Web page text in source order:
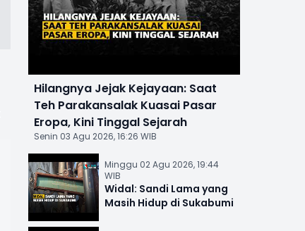
Hilangnya Jejak Kejayaan: Saat
Teh Parakansalak Kuasai Pasar
Eropa, Kini Tinggal Sejarah
Senin 03 Agu 2026, 16:26 WIB
Minggu 02 Agu 2026, 19:44
WIB
Widal: Sandi Lama yang
Masih Hidup di Sukabumi